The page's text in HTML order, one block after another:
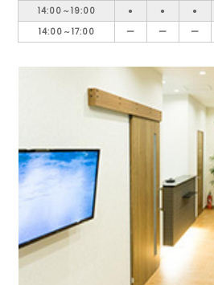
14:00～19:00
● ● ●
14:00～17:00
ー ー ー